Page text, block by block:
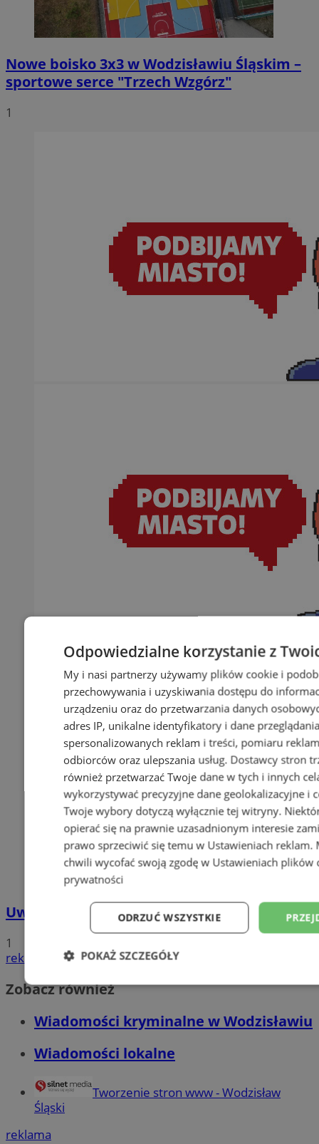
Nowe boisko 3x3 w Wodzisławiu Śląskim –
sportowe serce "Trzech Wzgórz"
1
Uwaga, Podbijamy Miasto!
1
reklama
Zobacz również
Wiadomości kryminalne w Wodzisławiu
Wiadomości lokalne
Tworzenie stron www - Wodzisław
Śląski
reklama
Odpowiedzialne korzystanie z
My i nasi partnerzy używamy plików cookie i
przechowywania i uzyskiwania dostępu do
urządzeniu oraz do przetwarzania danych
adres IP, unikalne identyfikatory i dane
spersonalizowanych reklam i treści, pomiaru
odbiorców oraz ulepszania usług. Dostawcy stron
również przetwarzać Twoje dane w tych i innych
wykorzystywać precyzyjne dane geolokalizacyjne i
Twoje wybory dotyczą wyłącznie tej witryny.
opierać się na prawnie uzasadnionym interesie
prawo sprzeciwić się temu w Ustawieniach reklam.
chwili wycofać swoją zgodę w Ustawieniach plików
prywatności
ODRZUĆ WSZYSTKIE
POKAŻ SZCZEGÓŁY
Niezbędne Wydajność